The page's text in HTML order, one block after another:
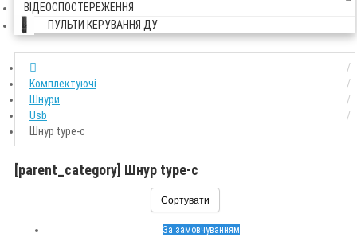
ВІДЕОСПОСТЕРЕЖЕННЯ
ПУЛЬТИ КЕРУВАННЯ ДУ
Комплектуючі
Шнури
Usb
Шнур type-c
[parent_category] Шнур type-c
Сортувати
За замовчуванням